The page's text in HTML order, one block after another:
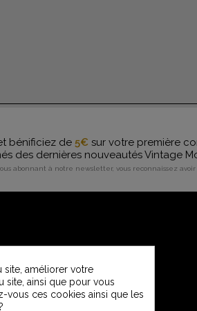
bénificiez de 5€ sur votre première
des dernières nouveautés Vintage
abonnant à notre newsletter, vous reconnaissez
SERVICE CLIENT
Contactez-nous
Service Clients Vintage Motors
site, améliorer votre
site, ainsi que pour vous
vous ces cookies ainsi que les